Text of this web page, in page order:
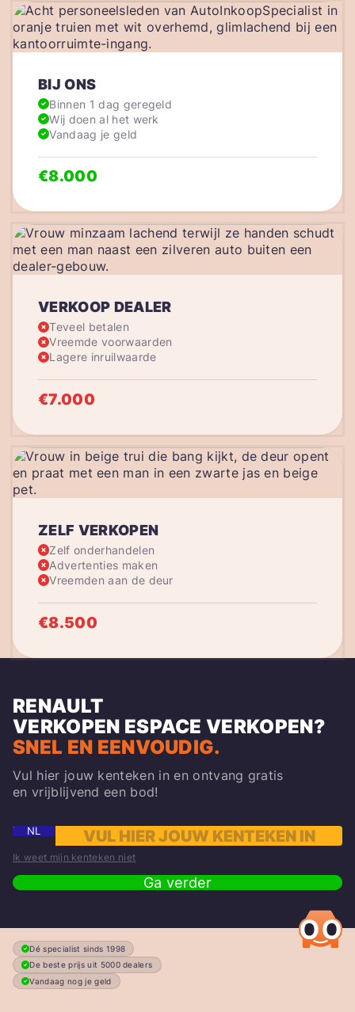
VERKOOP DEALER
Teveel betalen
Vreemde voorwaarden
Lagere inruilwaarde
€7.000
BIJ ONS
Binnen 1 dag geregeld
Wij doen al het werk
Vandaag je geld
€8.000
ZELF VERKOPEN
Zelf onderhandelen
Advertenties maken
Vreemden aan de deur
€8.500
RENAULT
VERKOPEN ESPACE VERKOPEN?
SNEL EN EENVOUDIG.
Vul hier jouw kenteken in en ontvang gratis
en vrijblijvend een bod!
NL
Ik weet mijn kenteken niet
Ga verder
Dé specialist sinds 1998
De beste prijs uit 5000 dealers
Vandaag nog je geld